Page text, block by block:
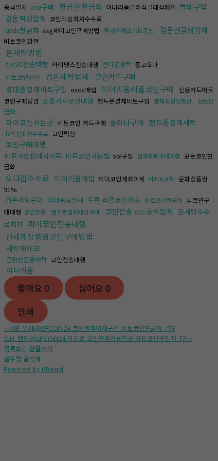
송금업체 xrp구매 현금돈현금화 이더리움클레식클레식매입 블테구입
검돈믹싱업체 코인믹싱최저수수료
usdc현금화 ssg페이코인구매방법 국내거래소fds증빙 검돈현금화업체
비트코인환전
돈세탁방법
trc20전송대행 바이낸스전송대행 언더돈세탁 중고오다
비트코인선물
검돈세탁업체
코인카드구매
휴대폰결제비트구입 usdc매입 이더리움리플코인구매
신용카드비트
코인구매방법 신용카드코인대행 핸드폰결제비트구입 돈믹싱당일정산
btc현
금화
파이코인사는곳 비트코인 카드구매 솔라나구매 핸드폰결제세탁
fx믹싱최저수수료 코인믹싱
코인구매대행
비트코인판매사이트 비트코인사는법 sol구입 암호화폐구매대행 모든코인현
금화
오다집수수료 이더리움매입 테더코인계좌이체 카지노세탁 문화상품권
91%
검돈세탁문의 테더송금업체 트론 리플코인전송 비트코인현금화 밈코인구
매대행 코인무통 핸드폰결제테더구매 코인전송 otc공식업체 돈세탁수수
료최저 파이코인전송대행
신세계상품권코인구매방법
세탁재테크
문화상품권세탁 코인전송대행
이더리움
좋아요 0 싫어요 0
인쇄
« k6E_텔레@UPCOIN24 코인계좌이체구입 비트코인현금화_r7R
f1H_텔레@UPCOIN24 카드로 코인구매가능한곳 카드코인구입처_f7I »
목록보기 답글쓰기
글수정 글삭제
Powered by KBoard